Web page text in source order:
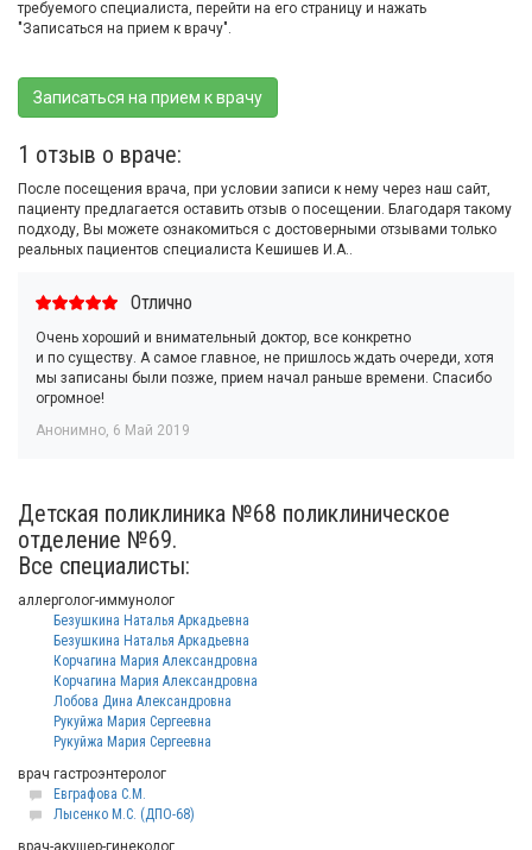
требуемого специалиста, перейти на его страницу и нажать
"Записаться на прием к врачу".
Записаться на прием к врачу
1 отзыв о враче:
После посещения врача, при условии записи к нему через наш сайт,
пациенту предлагается оставить отзыв о посещении. Благодаря такому
подходу, Вы можете ознакомиться с достоверными отзывами только
реальных пациентов специалиста Кешишев И.А..
Отлично
Очень хороший и внимательный доктор, все конкретно
и по существу. А самое главное, не пришлось ждать очереди, хотя
мы записаны были позже, прием начал раньше времени. Спасибо
огромное!
Анонимно, 6 Май 2019
Детская поликлиника №68 поликлиническое
отделение №69.
Все специалисты:
аллерголог-иммунолог
Безушкина Наталья Аркадьевна
Безушкина Наталья Аркадьевна
Корчагина Мария Александровна
Корчагина Мария Александровна
Лобова Дина Александровна
Рукуйжа Мария Сергеевна
Рукуйжа Мария Сергеевна
врач гастроэнтеролог
Евграфова С.М.
Лысенко М.С. (ДПО-68)
врач-акушер-гинеколог